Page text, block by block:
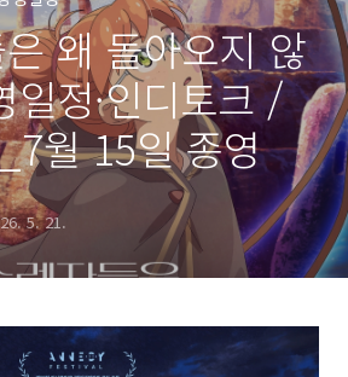
왜 돌아오지 않
일정·인디토크 /
월 15일 종영
5. 21.